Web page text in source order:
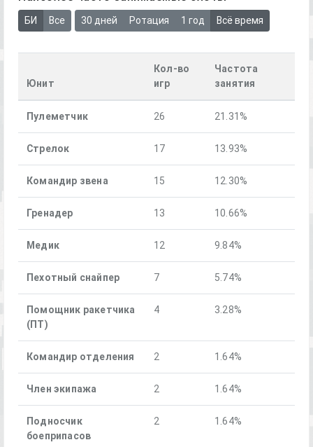
БИ Все 30 дней Ротация 1 год Всё время
Юнит
Кол-во
игр
Частота
занятия
Пулеметчик 26 21.31%
Стрелок 17 13.93%
Командир звена 15 12.30%
Гренадер 13 10.66%
Медик 12 9.84%
Пехотный снайпер 7 5.74%
Помощник ракетчика
(ПТ)
4 3.28%
Командир отделения 2 1.64%
Член экипажа 2 1.64%
Подносчик
боеприпасов
2 1.64%